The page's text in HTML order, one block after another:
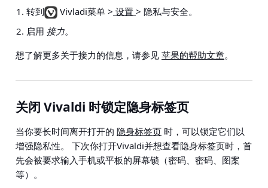
转到
Vivladi菜单 > 设置 > 隐私与安全。
启用 接力。
想了解更多关于接力的信息，请参见 苹果的帮助文章。
关闭 Vivaldi 时锁定隐身标签页
当你要长时间离开打开的 隐身标签页 时，可以锁定它们以
增强隐私性。 下次你打开Vivaldi并想查看隐身标签页时，首
先会被要求输入手机或平板的屏幕锁（密码、密码、图案
等）。